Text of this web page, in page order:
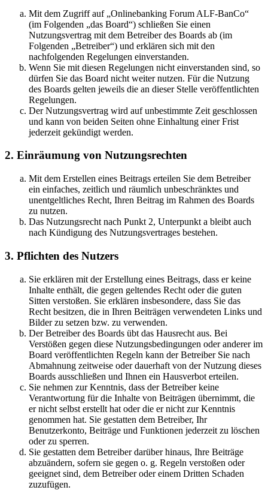
Mit dem Zugriff auf „Onlinebanking Forum ALF-BanCo“
(im Folgenden „das Board“) schließen Sie einen
Nutzungsvertrag mit dem Betreiber des Boards ab (im
Folgenden „Betreiber“) und erklären sich mit den
nachfolgenden Regelungen einverstanden.
Wenn Sie mit diesen Regelungen nicht einverstanden sind, so
dürfen Sie das Board nicht weiter nutzen. Für die Nutzung
des Boards gelten jeweils die an dieser Stelle veröffentlichten
Regelungen.
Der Nutzungsvertrag wird auf unbestimmte Zeit geschlossen
und kann von beiden Seiten ohne Einhaltung einer Frist
jederzeit gekündigt werden.
2. Einräumung von Nutzungsrechten
Mit dem Erstellen eines Beitrags erteilen Sie dem Betreiber
ein einfaches, zeitlich und räumlich unbeschränktes und
unentgeltliches Recht, Ihren Beitrag im Rahmen des Boards
zu nutzen.
Das Nutzungsrecht nach Punkt 2, Unterpunkt a bleibt auch
nach Kündigung des Nutzungsvertrages bestehen.
3. Pflichten des Nutzers
Sie erklären mit der Erstellung eines Beitrags, dass er keine
Inhalte enthält, die gegen geltendes Recht oder die guten
Sitten verstoßen. Sie erklären insbesondere, dass Sie das
Recht besitzen, die in Ihren Beiträgen verwendeten Links und
Bilder zu setzen bzw. zu verwenden.
Der Betreiber des Boards übt das Hausrecht aus. Bei
Verstößen gegen diese Nutzungsbedingungen oder anderer im
Board veröffentlichten Regeln kann der Betreiber Sie nach
Abmahnung zeitweise oder dauerhaft von der Nutzung dieses
Boards ausschließen und Ihnen ein Hausverbot erteilen.
Sie nehmen zur Kenntnis, dass der Betreiber keine
Verantwortung für die Inhalte von Beiträgen übernimmt, die
er nicht selbst erstellt hat oder die er nicht zur Kenntnis
genommen hat. Sie gestatten dem Betreiber, Ihr
Benutzerkonto, Beiträge und Funktionen jederzeit zu löschen
oder zu sperren.
Sie gestatten dem Betreiber darüber hinaus, Ihre Beiträge
abzuändern, sofern sie gegen o. g. Regeln verstoßen oder
geeignet sind, dem Betreiber oder einem Dritten Schaden
zuzufügen.